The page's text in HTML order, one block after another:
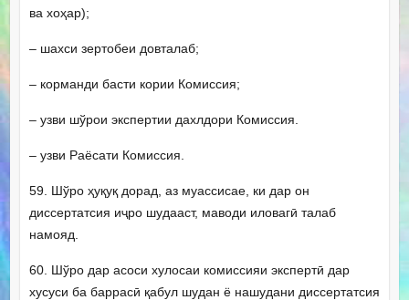
ва хоҳар);
– шахси зертобеи довталаб;
– корманди басти кории Комиссия;
– узви шўрои экспертии дахлдори Комиссия.
– узви Раёсати Комиссия.
59. Шўро ҳуқуқ дорад, аз муассисае, ки дар он
диссертатсия иҷро шудааст, маводи иловагӣ талаб
намояд.
60. Шўро дар асоси хулосаи комиссияи экспертӣ дар
хусуси ба баррасӣ қабул шудан ё нашудани диссертатсия